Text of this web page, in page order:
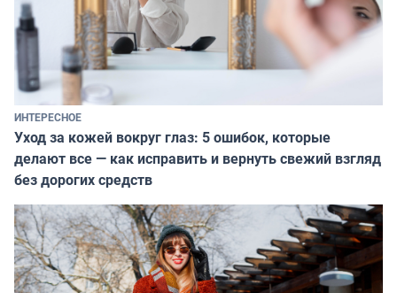
ИНТЕРЕСНОЕ
Уход за кожей вокруг глаз: 5 ошибок, которые
делают все — как исправить и вернуть свежий взгляд
без дорогих средств